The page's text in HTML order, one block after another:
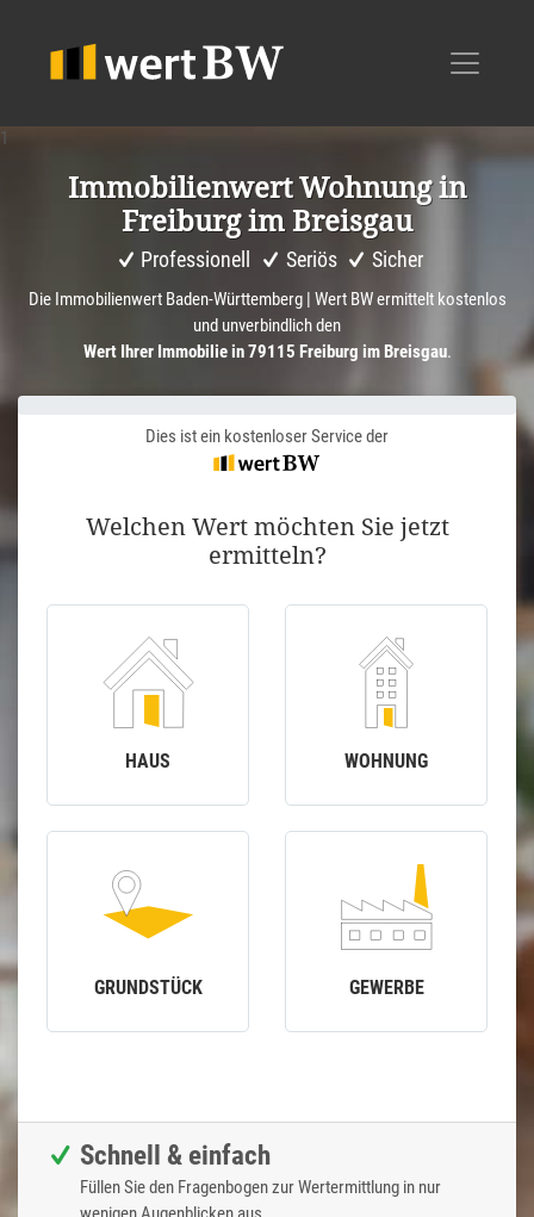
1
Immobi­li­en­wert Wohnung in
Freiburg im Breisgau
Professionell Seriös Sicher
Die Immobilienwert Baden-Württemberg | Wert BW ermittelt kostenlos
und unverbindlich den
Wert Ihrer Immobilie in 79115 Freiburg im Breisgau.
Dies ist ein kostenloser Service der
Welchen Wert möchten Sie jetzt
ermitteln?
HAUS WOHNUNG
GRUNDSTÜCK GEWERBE
Schnell & einfach
Füllen Sie den Fragenbogen zur Wertermittlung in nur